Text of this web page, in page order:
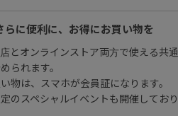
らに便利に、お得にお買い物を
とオンラインストア両方で使える共通
られます。
物は、スマホが会員証になります。
のスペシャルイベントも開催しており